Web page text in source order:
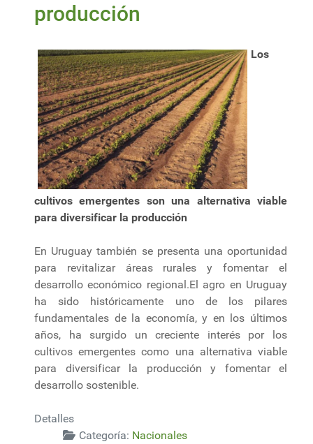
producción
Los
cultivos emergentes son una alternativa viable
para diversificar la producción
En Uruguay también se presenta una oportunidad
para revitalizar áreas rurales y fomentar el
desarrollo económico regional.El agro en Uruguay
ha sido históricamente uno de los pilares
fundamentales de la economía, y en los últimos
años, ha surgido un creciente interés por los
cultivos emergentes como una alternativa viable
para diversificar la producción y fomentar el
desarrollo sostenible.
Detalles
Categoría: Nacionales